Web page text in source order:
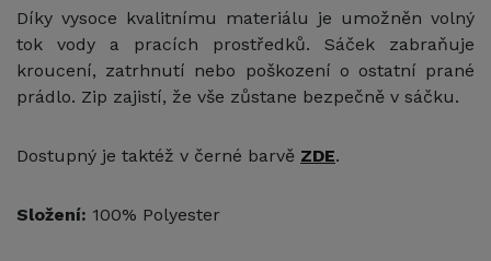
Díky vysoce kvalitnímu materiálu je umožněn volný
tok vody a pracích prostředků. Sáček zabraňuje
kroucení, zatrhnutí nebo poškození o ostatní prané
prádlo. Zip zajistí, že vše zůstane bezpečně v sáčku.
Dostupný je taktéž v černé barvě ZDE.
Složení: 100% Polyester